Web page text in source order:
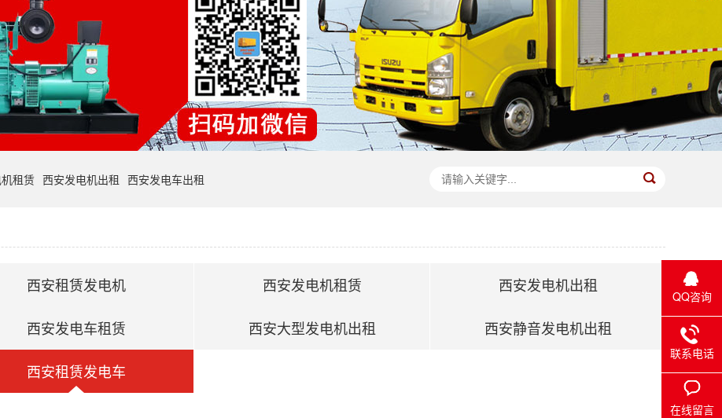
租赁 西安发电机出租 西安发电车出租
西安租赁发电机 西安发电机租赁 西安发电机出租
西安发电车租赁 西安大型发电机出租 西安静音发电机出租
西安租赁发电车
QQ咨询
联系电话
在线留言